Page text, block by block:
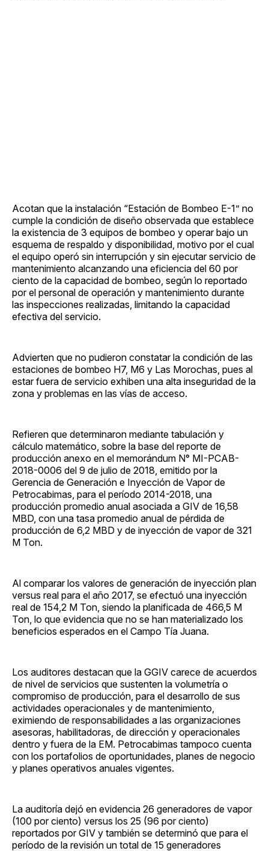
Acotan que la instalación “Estación de Bombeo E-1” no
cumple la condición de diseño observada que establece
la existencia de 3 equipos de bombeo y operar bajo un
esquema de respaldo y disponibilidad, motivo por el cual
el equipo operó sin interrupción y sin ejecutar servicio de
mantenimiento alcanzando una eficiencia del 60 por
ciento de la capacidad de bombeo, según lo reportado
por el personal de operación y mantenimiento durante
las inspecciones realizadas, limitando la capacidad
efectiva del servicio.
Advierten que no pudieron constatar la condición de las
estaciones de bombeo H7, M6 y Las Morochas, pues al
estar fuera de servicio exhiben una alta inseguridad de la
zona y problemas en las vías de acceso.
Refieren que determinaron mediante tabulación y
cálculo matemático, sobre la base del reporte de
producción anexo en el memorándum N° MI-PCAB-
2018-0006 del 9 de julio de 2018, emitido por la
Gerencia de Generación e Inyección de Vapor de
Petrocabimas, para el período 2014-2018, una
producción promedio anual asociada a GIV de 16,58
MBD, con una tasa promedio anual de pérdida de
producción de 6,2 MBD y de inyección de vapor de 321
M Ton.
Al comparar los valores de generación de inyección plan
versus real para el año 2017, se efectuó una inyección
real de 154,2 M Ton, siendo la planificada de 466,5 M
Ton, lo que evidencia que no se han materializado los
beneficios esperados en el Campo Tía Juana.
Los auditores destacan que la GGIV carece de acuerdos
de nivel de servicios que sustenten la volumetría o
compromiso de producción, para el desarrollo de sus
actividades operacionales y de mantenimiento,
eximiendo de responsabilidades a las organizaciones
asesoras, habilitadoras, de dirección y operacionales
dentro y fuera de la EM. Petrocabimas tampoco cuenta
con los portafolios de oportunidades, planes de negocio
y planes operativos anuales vigentes.
La auditoría dejó en evidencia 26 generadores de vapor
(100 por ciento) versus los 25 (96 por ciento)
reportados por GIV y también se determinó que para el
período de la revisión un total de 15 generadores